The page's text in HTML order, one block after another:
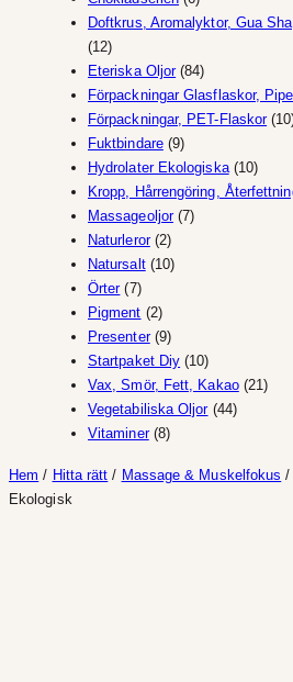
produkter
Doftkrus, Aromalyktor, Gua
1212
produkter
Eteriska Oljor 8484
produkter
Förpackningar Glasflaskor,
Förpackningar, PET-Flaskor 10
Fuktbindare 99
produkter
Hydrolater Ekologiska 1010
Kropp, Hårrengöring,
Massageoljor 77
Naturleror 22
produkter
Natursalt 1010
Örter 77
produkter
Pigment 22
produkter
Presenter 99
produkter
Startpaket Diy 1010
produkter
Vax, Smör, Fett, Kakao 2121
Vegetabiliska Oljor 4444
Vitaminer 88
Hem / Hitta rätt / Massage & Muskelfokus /
Ekologisk